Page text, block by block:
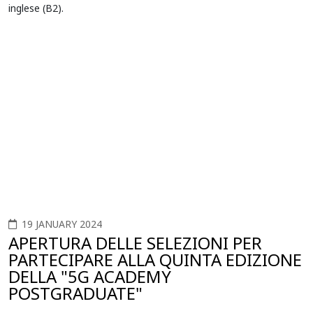
inglese (B2).
19 JANUARY 2024
APERTURA DELLE SELEZIONI PER
PARTECIPARE ALLA QUINTA EDIZIONE
DELLA "5G ACADEMY
POSTGRADUATE"